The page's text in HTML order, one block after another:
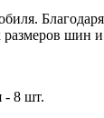
шин и
- 8 шт.